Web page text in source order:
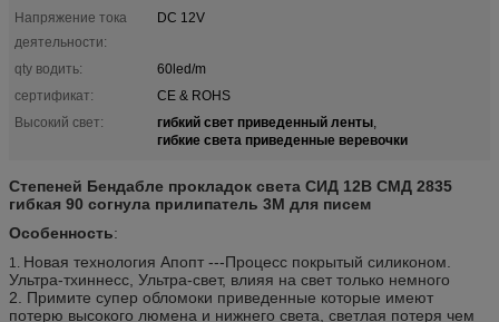
Напряжение тока
деятельности:
DC 12V
qty водить:
60led/m
сертификат:
CE & ROHS
Высокий свет:
гибкий свет приведенный ленты,
гибкие света приведенные веревочки
Степеней Бендабле прокладок света СИД 12В СМД 2835
гибкая 90 согнула прилипатель 3М для писем
Особенность:
1. Новая технология Апопт ---Процесс покрытый силиконом.
Ультра-тхиннесс, Ультра-свет, влияя на свет только немного
2. Примите супер обломоки приведенные которые имеют
потерю высокого люмена и нижнего света, светлая потеря чем